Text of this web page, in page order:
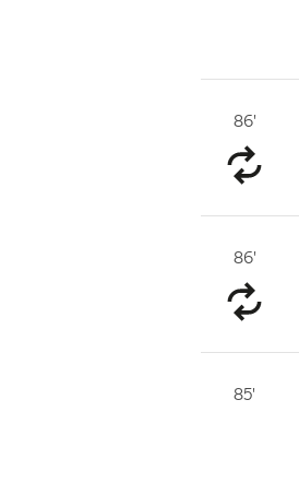
86'
86'
85'